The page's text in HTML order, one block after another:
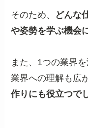
そのため、
どんな
や姿勢を学ぶ機会
また、1つの業界
業界への理解も広
作りにも役立つで